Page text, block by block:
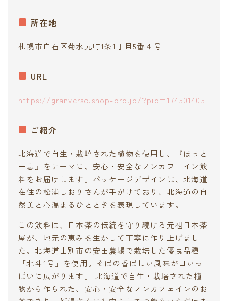
所在地
札幌市白石区菊水元町1条1丁目5番４号
URL
https://granverse.shop-pro.jp/?pid=174501405
ご紹介
北海道で自生・栽培された植物を使用し、『ほっと
一息』をテーマに、安心・安全なノンカフェイン飲
料をお届けします。パッケージデザインは、北海道
在住の松浦しおりさんが手がけており、北海道の自
然美と心温まるひとときを表現しています。
この飲料は、日本茶の伝統を守り続ける元祖日本茶
屋が、地元の恵みを生かして丁寧に作り上げまし
た。北海道士別市の安田農場で栽培した優良品種
「北斗1号」を使用。そばの香ばしい風味が口いっ
ぱいに広がります。 北海道で自生・栽培された植
物から作られた、安心・安全なノンカフェインのお